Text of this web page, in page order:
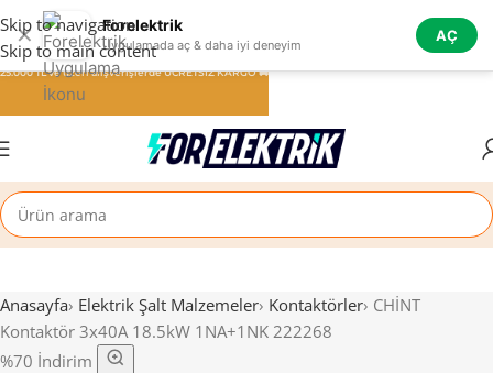
✕ Forelektrik
Uygulamada aç & daha iyi deneyim
AÇ
Skip to navigation
Skip to main content
Anasayfa› Elektrik Şalt Malzemeler› Kontaktörler› CHİNT
Kontaktör 3x40A 18.5kW 1NA+1NK 222268
%70 İndirim
25.000 TL ve üzeri alışverişlerde ÜCRETSİZ KARGO 🚚